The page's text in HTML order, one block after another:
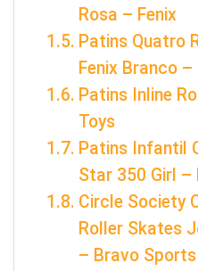
Rosa – Fenix
Patins Quatro
Fenix Branco –
Patins Inline
Toys
Patins Infantil
Star 350 Girl –
Circle Society
Roller Skates
– Bravo Sports